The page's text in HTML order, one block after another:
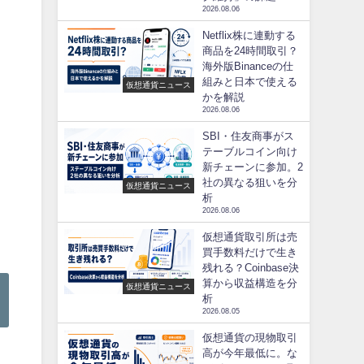
2026.08.06
仮想通貨ニュース
Netflix株に連動する
商品を24時間取引？
海外版Binanceの仕
組みと日本で使える
かを解説
2026.08.06
仮想通貨ニュース
SBI・住友商事がス
テーブルコイン向け
新チェーンに参加。2
社の異なる狙いを分
析
2026.08.06
仮想通貨ニュース
仮想通貨取引所は売
買手数料だけで生き
残れる？Coinbase決
算から収益構造を分
析
2026.08.05
仮想通貨の現物取引
高が今年最低に。な